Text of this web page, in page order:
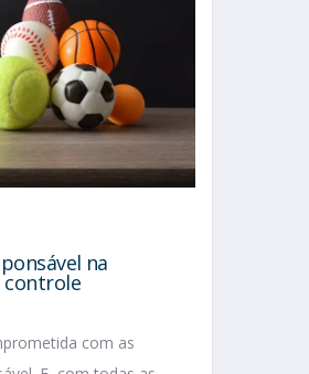
na
controle
com as